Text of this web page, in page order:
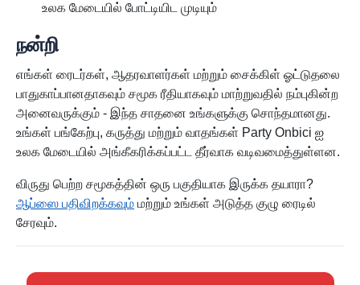
உலக மேடையில் போட்டியிட முடியும்
நன்றி
எங்கள் ரைடர்கள், ஆதரவாளர்கள் மற்றும் சைக்கிள் ஓட்டுதலை
பாதுகாப்பானதாகவும் சமூக ரீதியாகவும் மாற்றுவதில் நம்புகின்ற
அனைவருக்கும் - இந்த சாதனை உங்களுக்கு சொந்தமானது.
உங்கள் பங்கேற்பு, கருத்து மற்றும் வாதங்கள் Party Onbici ஐ
உலக மேடையில் அங்கீகரிக்கப்பட்ட தீர்வாக வடிவமைத்துள்ளன.
விருது பெற்ற சமூகத்தின் ஒரு பகுதியாக இருக்க தயாரா?
ஆப்ஸை பதிவிறக்கவும் மற்றும் உங்கள் அடுத்த குழு ரைடில்
சேரவும்.